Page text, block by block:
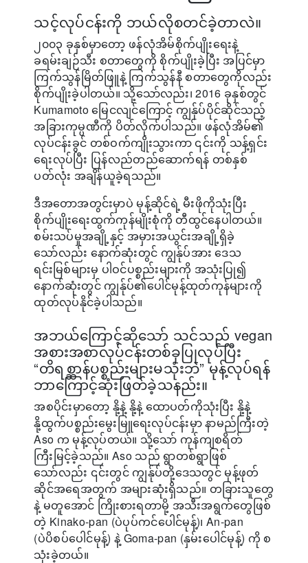
သင့်လုပ်ငန်းကို ဘယ်လိုစတင်ခဲ့တာလဲ။
၂၀၀၃ ခုနှစ်မှာတော့ ဖန်လုံအိမ်စိုက်ပျိုးရေးနဲ့
ခရမ်းချဉ်သီး စတာတွေကို စိုက်ပျိုးခဲ့ပြီး အပြင်မှာ
ကြက်သွန်မြိတ်ဖြူနဲ့ ကြက်သွန်နီ စတာတွေကိုလည်း
စိုက်ပျိုးခဲ့ပါတယ်။ သို့သော်လည်း၊ 2016 ခုနှစ်တွင်
Kumamoto မြေငလျင်ကြောင့် ကျွန်ုပ်ပိုင်ဆိုင်သည့်
အခြားကုမ္ပဏီကို ပိတ်လိုက်ပါသည်။ ဖန်လုံအိမ်၏
လုပ်ငန်းခွင် တစ်ဝက်ကျိုးသွားကာ ၎င်းကို သန့်ရှင်း
ရေးလုပ်ပြီး ပြန်လည်တည်ဆောက်ရန် တစ်နှစ်
ပတ်လုံး အချိန်ယူခဲ့ရသည်။
ဒီအတောအတွင်းမှာပဲ မုန့်ဆိုင်ရဲ့ မီးဖိုကိုသုံးပြီး
စိုက်ပျိုးရေးထွက်ကုန်မျိုးစုံကို တီထွင်နေပါတယ်။
စမ်းသပ်မှုအချို့နှင့် အမှားအယွင်းအချို့ရှိခဲ့
သော်လည်း နောက်ဆုံးတွင် ကျွန်ုပ်အား ဒေသ
ရင်းမြစ်များမှ ပါဝင်ပစ္စည်းများကို အသုံးပြု၍
နောက်ဆုံးတွင် ကျွန်ုပ်၏ပေါင်မုန့်ထုတ်ကုန်များကို
ထုတ်လုပ်နိုင်ခဲ့ပါသည်။
အဘယ်ကြောင့်ဆိုသော် သင်သည် vegan
အစားအစာလုပ်ငန်းတစ်ခုပြုလုပ်ပြီး
“တိရစ္ဆာန်ပစ္စည်းများမသုံးဘဲ” မုန့်လုပ်ရန်
ဘာကြောင့်ဆုံးဖြတ်ခဲ့သနည်း။
အစပိုင်းမှာတော့ နို့နဲ့ နို့နဲ့ ထောပတ်ကိုသုံးပြီး နို့နဲ့
နို့ထွက်ပစ္စည်းမွေးမြူရေးလုပ်ငန်းမှာ နာမည်ကြီးတဲ့
Aso က မုန့်လုပ်တယ်။ သို့သော် ကုန်ကျစရိတ်
ကြီးမြင့်ခဲ့သည်။ Aso သည် ရွာတစ်ရွာဖြစ်
သော်လည်း ၎င်းတွင် ကျွန်ုပ်တို့ဒေသတွင် မုန့်ဖုတ်
ဆိုင်အရေအတွက် အများဆုံးရှိသည်။ တခြားသူတွေ
နဲ့ မတူအောင် ကြိုးစားရတာမို့ အသီးအရွက်တွေဖြစ်
တဲ့ Kinako-pan (ပဲပုပ်ကင်ပေါင်မုန့်)၊ An-pan
(ပဲပိစပ်ပေါင်မုန့်) နဲ့ Goma-pan (နှမ်းပေါင်မုန့်) ကို စ
သုံးခဲ့တယ်။